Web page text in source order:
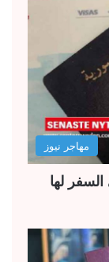
مهاجر نيوز
السفر لها